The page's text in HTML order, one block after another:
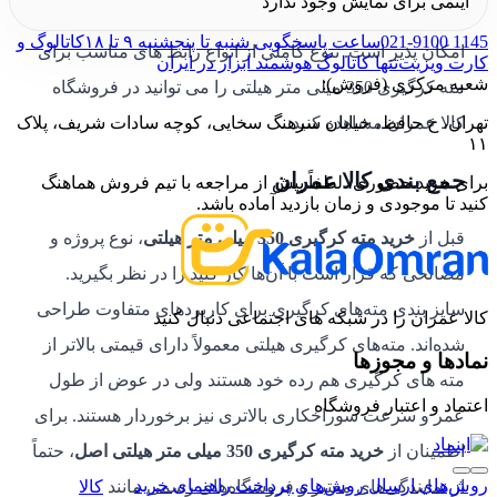
البته برای استفاده بر روی دیگر برند ها نیز به کمک رابط
امکان پذیر است. تنوع کاملی از انواع رابط های مناسب برای
مته کرگیری 350 میلی متر هیلتی را می توانید در فروشگاه
کالا عمران مشاهده کنید.
جمع بندی کالا عمران
قبل از خرید مته کرگیری 350 میلی متر هیلتی
، نوع پروژه و
مصالحی که قرار است با آن‌ها کار کنید را در نظر بگیرید.
سایز بندی مته‌های کرگیری برای کاربردهای متفاوت طراحی
شده‌اند. مته‌های کرگیری هیلتی معمولاً دارای قیمتی بالاتر از
مته های کرگیری هم رده خود هستند ولی در عوض از طول
عمر و سرعت سوراخکاری بالاتری نیز برخوردار هستند. برای
اطمینان از خرید مته کرگیری 350 میلی متر هیلتی اصل
، حتماً
از نمایندگی‌های معتبر و فروشگاه‌های رسمی مانند کالا
021-9100 1145ساعت پاسخگویی شنبه تا پنجشنبه ۹ تا ۱۸
کاتالوگ و
کارت ویزیتتنها کاتالوگ هوشمند ابزار در ایران
شعبه مرکزی (فروش):
تهران، خ حافظ، خیابان سرهنگ سخایی، کوچه سادات شریف، پلاک
۱۱
برای خرید حضوری، لطفاً پیش از مراجعه با تیم فروش هماهنگ
کنید تا موجودی و زمان بازدید آماده باشد.
کالا عمران را در شبکه های اجتماعی دنبال کنید
نمادها و مجوزها
اعتماد و اعتبار فروشگاه
روش‌های ارسالروش‌های پرداختراهنمای خرید